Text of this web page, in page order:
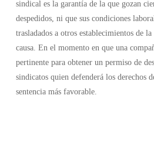
sindical es la garantía de la que gozan
despedidos, ni que sus condiciones
trasladados a otros establecimientos de
causa. En el momento en que una
pertinente para obtener un permiso de
sindicatos quien defenderá los derechos
sentencia más favorable.